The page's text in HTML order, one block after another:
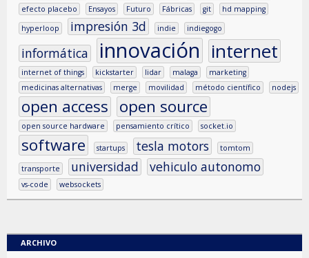
efecto placebo
Ensayos Futuro Fábricas git
hd mapping
hyperloop
impresión 3d indie indiegogo
informática innovación internet
internet of things kickstarter lidar malaga
marketing
medicinas alternativas
merge movilidad método científico nodejs
open access open source
open source hardware pensamiento crítico socket.io
software startups tesla motors tomtom
transporte universidad vehiculo autonomo
vs-code websockets
ARCHIVO